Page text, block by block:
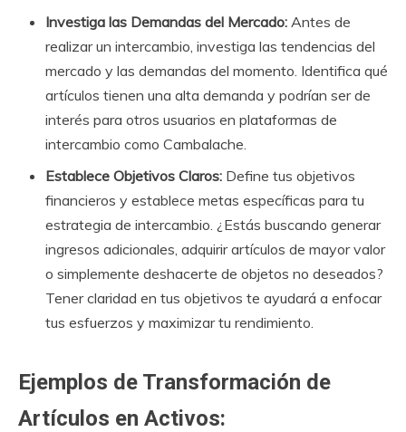
Investiga las Demandas del Mercado: Antes de
realizar un intercambio, investiga las tendencias del
mercado y las demandas del momento. Identifica qué
artículos tienen una alta demanda y podrían ser de
interés para otros usuarios en plataformas de
intercambio como Cambalache.
Establece Objetivos Claros: Define tus objetivos
financieros y establece metas específicas para tu
estrategia de intercambio. ¿Estás buscando generar
ingresos adicionales, adquirir artículos de mayor valor
o simplemente deshacerte de objetos no deseados?
Tener claridad en tus objetivos te ayudará a enfocar
tus esfuerzos y maximizar tu rendimiento.
Ejemplos de Transformación de
Artículos en Activos: